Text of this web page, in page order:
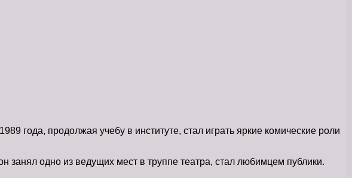
года, продолжая учебу в институте, стал играть яркие комические роли
занял одно из ведущих мест в труппе театра, стал любимцем публики.